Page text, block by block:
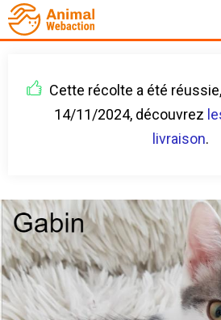
Cette récolte a été
14/11/2024, découvrez
livraison.